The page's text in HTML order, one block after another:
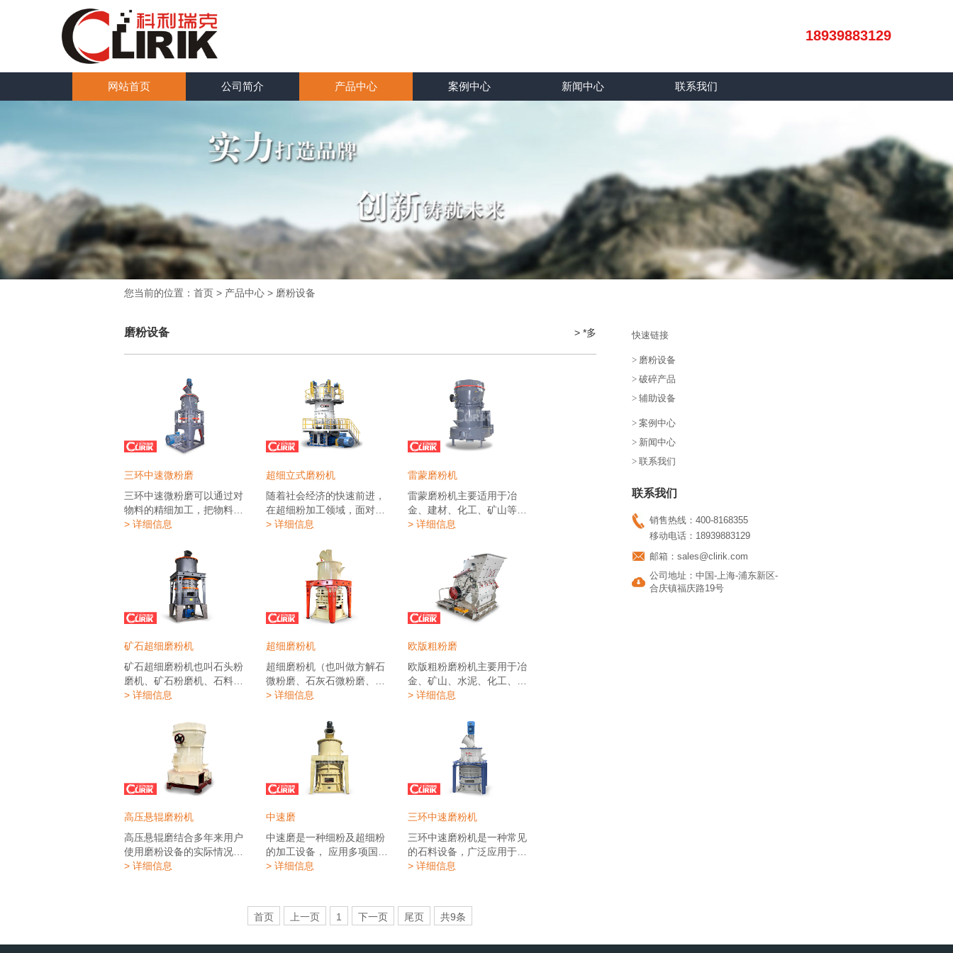
18939883129
网站首页 公司简介 产品中心 案例中心 新闻中心 联系我们
您当前的位置： 首页 > 产品中心 > 磨粉设备
磨粉设备 > *多
三环中速微粉磨
三环中速微粉磨可以通过对
物料的精细加工，把物料粉
磨至3000目以上的超细粒
用设备。三环中速微粉磨是
一种细粉及超细粉的加工设
备， 应用多项国家新磨机技
术，设计新颖、结构合理、
占地面积小、电耗低、运行
寿命长、且易损件造价低、
术性能达到了国际水平 ，此
微粉磨主要适用于中、低硬
度，莫氏硬度低于6级的非易
燃易爆的各种脆性物料，如
岭土、膨润土、滑石、云
母、菱镁矿、伊利石、叶腊
石、蛭石、海泡石、凹凸棒
石、累托石、硅藻土、重晶
石、石膏、明矾石、石墨、
萤石、磷矿石、钾矿石、浮
和磨粉机。目前三环中速微
粉磨的细粉成品粒度在325-
3000目之间任意调节，产量
可达0.5-12吨每小时。
> 详细信息
超细立式磨粉机
随着社会经济的快速前进，
在超细粉加工领域，面对越
来越多的超细粉应用要求，
遍产能低的特点，已很难满
足市场需求。低产能严重制
约了现代超细粉加工企业的
发展，针对目前市场需求，
上海科利瑞克结合多年磨粉
机生产经验，引进台湾和德
出一款集磨粉、分级、输
送、二次选粉、成品包装于
一体的新型超细粉磨设备—
CLUM系列超细立式磨粉
3000目，突破了超细粉加工
产能低的瓶颈，经过5年磨
砺，科利瑞克超细立磨在全
球已建成30条超细粉生产
机，可广泛应用于化工、冶
金、非金属矿等行业，尤其
在白色非金属矿的超细粉磨
加工领域，有着出色表现，
高品质的填料和添加剂。可
广泛应用于方解石、大理
> 详细信息
雷蒙磨粉机
雷蒙磨粉机主要适用于冶
金、建材、化工、矿山等矿
产品物料的粉磨加工、可粉
石、重晶石、萤石、稀土、
大理石、陶瓷、铝钒土、锰
矿、铁矿、铜矿、磷矿石、
氧化铁红、锆英砂、矿渣、
水渣、水泥熟料、活性炭、
花岗岩、石榴子石、氧化铁
粉煤灰、烟煤、焦煤、褐
煤、菱美砂、氧化铬绿、金
矿、红泥、粘土、高岭土、
焦炭、煤矸石、瓷土、蓝晶
流纹岩、叶腊石、页岩、紫
砂石、绿浑岩、迭岩石、玄
武石、石膏、石墨、碳化
硅、保温、材料等莫氏硬度
在6级以下、湿度在6%的各
种非易燃易爆矿产物料的加
量1.5-40t/h。
> 详细信息
矿石超细磨粉机
矿石超细磨粉机也叫石头粉
磨机、矿石粉磨机、石料粉
磨机、石粉磨粉机、石粉加
是粉磨生产线的核心产品，
主要适用于冶金、建材、化
工、矿山等矿产品物料的粉
磨加工、可粉磨石英、长
石、方解石、滑石、重晶
石、萤石、稀土、大理石、
矿、铜矿、磷矿石、氧化铁
红、锆英砂、矿渣、水渣、
水泥熟料、活性炭、花岗
岩、石榴子石、氧化铁黄、
> 详细信息
超细磨粉机
超细磨粉机（也叫做方解石
微粉磨、石灰石微粉磨、碳
酸钙微粉磨机、滑石微粉磨
微粉磨机、大理石微粉磨
机、长石微粉磨机、萤石微
粉磨机）主要适用于对中、
低硬度，莫氏硬度≤6级的非
易燃易爆的脆性物料的超细
粉加工，如方解石、白垩、
润土、滑石、云母、菱镁
矿、伊利石、叶腊石、蛭
石、海泡石、凹凸棒石、累
托石、硅藻土、重晶石、石
多种物料，细粉成品粒度在
325-3000目之间任意调节，
> 详细信息
欧版粗粉磨
欧版粗粉磨粉机主要用于冶
金、矿山、水泥、化工、耐
火材料及陶瓷等工业部门，
程、建筑碎石、机制砂加工
等域广泛应用，非常适合破
碎各种软、中硬矿石进行粗
碎、中碎、细碎作业。欧版
粗粉磨粉机是在直通磨结合
客户生产的需要，在传统磨
版粗粉磨粉机解决了用户对
成品细度3毫米以下混合料的
一种需求。欧版粗粉磨粉机
是磨粉设备**集多年来在磨粉
蒙磨、粉碎机、球磨机等传
统磨粉设备只能加工细粉式
> 详细信息
高压悬辊磨粉机
高压悬辊磨结合多年来用户
使用磨粉设备的实际情况，
针对磨粉行业发展的需要，
> 详细信息
中速磨
中速磨是一种细粉及超细粉
的加工设备， 应用多项国家
磨机技术，设计新颖、结构
造价低、性价比高等特点。
其各项技术性能达到了国际
> 详细信息
三环中速磨粉机
三环中速磨粉机是一种常见
的石料设备，广泛应用于冶
金、建材、化工、矿山等域
间可以自由调节，现已成为
重要的物料超细粉加工设备
> 详细信息
首页 上一页 1 下一页 尾页 共9条
快速链接
> 磨粉设备
> 破碎产品
> 辅助设备
> 案例中心
> 新闻中心
> 联系我们
联系我们
销售热线：400-8168355
移动电话： 18939883129
邮箱： sales@clirik.com
公司地址：中国-上海-浦东新区-
合庆镇福庆路19号